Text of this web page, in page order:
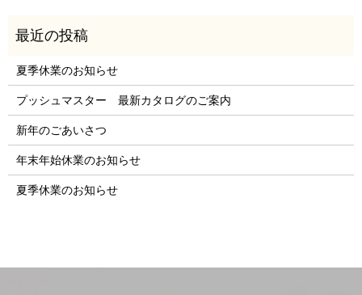
夏季休業のお知らせ
プッシュマスター 最新カタログのご案内
新年のごあいさつ
年末年始休業のお知らせ
夏季休業のお知らせ